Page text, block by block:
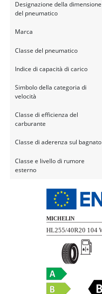
Designazione della dimensione
del pneumatico
Marca
Classe del pneumatico
Indice di capacità di carico
Simbolo della categoria di
velocità
Classe di efficienza del
carburante
Classe di aderenza sul bagnato
Classe e livello di rumore
esterno